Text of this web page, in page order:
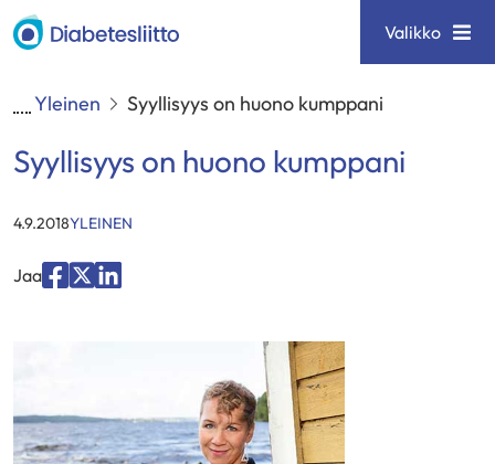
Siirry
sisältöön
Diabetesliitto Valikko
Yleinen Syyllisyys on huono kumppani
Syyllisyys on huono kumppani
4.9.2018KATEGORIAT
YLEINEN
Jaa